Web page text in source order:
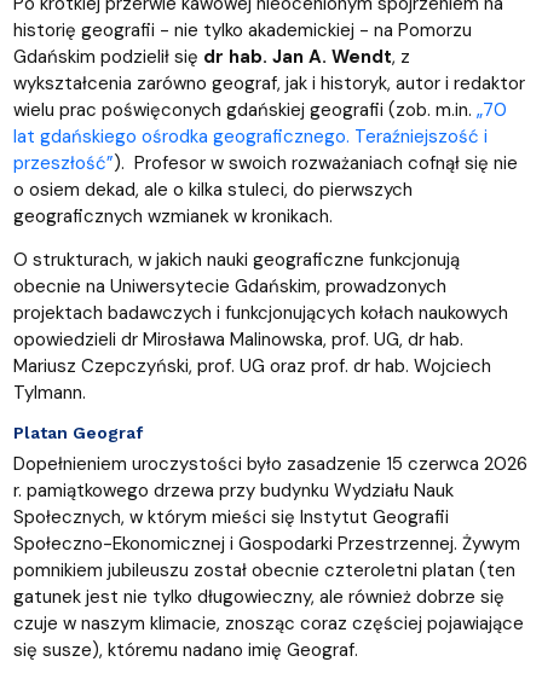
historię geografii - nie tylko akademickiej - na Pomorzu
Gdańskim podzielił się dr hab. Jan A. Wendt, z
wykształcenia zarówno geograf, jak i historyk, autor i redaktor
wielu prac poświęconych gdańskiej geografii (zob. m.in. „70
lat gdańskiego ośrodka geograficznego. Teraźniejszość i
przeszłość”). Profesor w swoich rozważaniach cofnął się nie
o osiem dekad, ale o kilka stuleci, do pierwszych
geograficznych wzmianek w kronikach.
O strukturach, w jakich nauki geograficzne funkcjonują
obecnie na Uniwersytecie Gdańskim, prowadzonych
projektach badawczych i funkcjonujących kołach naukowych
opowiedzieli dr Mirosława Malinowska, prof. UG, dr hab.
Mariusz Czepczyński, prof. UG oraz prof. dr hab. Wojciech
Tylmann.
Platan Geograf
Dopełnieniem uroczystości było zasadzenie 15 czerwca 2026
r. pamiątkowego drzewa przy budynku Wydziału Nauk
Społecznych, w którym mieści się Instytut Geografii
Społeczno-Ekonomicznej i Gospodarki Przestrzennej. Żywym
pomnikiem jubileuszu został obecnie czteroletni platan (ten
gatunek jest nie tylko długowieczny, ale również dobrze się
czuje w naszym klimacie, znosząc coraz częściej pojawiające
się susze), któremu nadano imię Geograf.